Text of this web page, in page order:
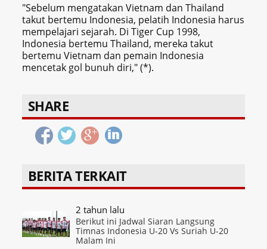
"Sebelum mengatakan Vietnam dan Thailand
takut bertemu Indonesia, pelatih Indonesia harus
mempelajari sejarah. Di Tiger Cup 1998,
Indonesia bertemu Thailand, mereka takut
bertemu Vietnam dan pemain Indonesia
mencetak gol bunuh diri," (*).
SHARE
BERITA TERKAIT
2 tahun lalu
Berikut ini Jadwal Siaran Langsung
Timnas Indonesia U-20 Vs Suriah U-20
Malam Ini